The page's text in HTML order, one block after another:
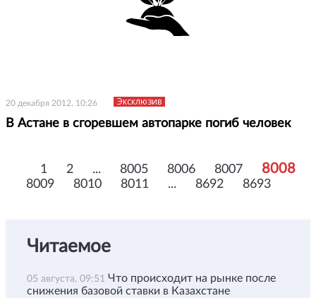
20 декабря 2012, 10:26 Эксклюзив
В Астане в сгоревшем автопарке погиб человек
1 2 ... 8005 8006 8007 8008
8009 8010 8011 ... 8692 8693
Читаемое
05 августа, 09:51 Что происходит на рынке после
снижения базовой ставки в Казахстане